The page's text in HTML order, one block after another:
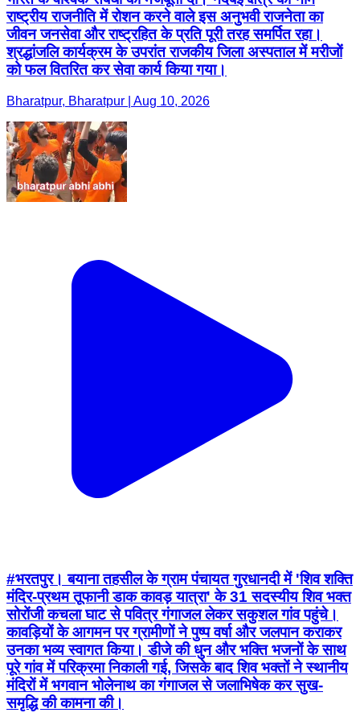
राष्ट्रीय राजनीति में रोशन करने वाले इस अनुभवी राजनेता का
जीवन जनसेवा और राष्ट्रहित के प्रति पूरी तरह समर्पित रहा।
श्रद्धांजलि कार्यक्रम के उपरांत राजकीय जिला अस्पताल में मरीजों
को फल वितरित कर सेवा कार्य किया गया।
Bharatpur, Bharatpur | Aug 10, 2026
#भरतपुर। बयाना तहसील के ग्राम पंचायत गुरधानदी में 'शिव शक्ति
मंदिर-प्रथम तूफानी डाक कावड़ यात्रा' के 31 सदस्यीय शिव भक्त
सोरोंजी कचला घाट से पवित्र गंगाजल लेकर सकुशल गांव पहुंचे।
कावड़ियों के आगमन पर ग्रामीणों ने पुष्प वर्षा और जलपान कराकर
उनका भव्य स्वागत किया। डीजे की धुन और भक्ति भजनों के साथ
पूरे गांव में परिक्रमा निकाली गई, जिसके बाद शिव भक्तों ने स्थानीय
मंदिरों में भगवान भोलेनाथ का गंगाजल से जलाभिषेक कर सुख-
समृद्धि की कामना की।